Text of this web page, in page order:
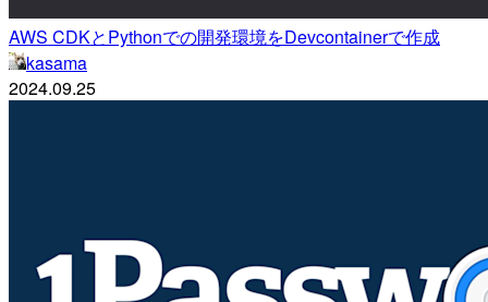
AWS CDKとPythonでの開発環境をDevcontainerで作成
kasama
2024.09.25